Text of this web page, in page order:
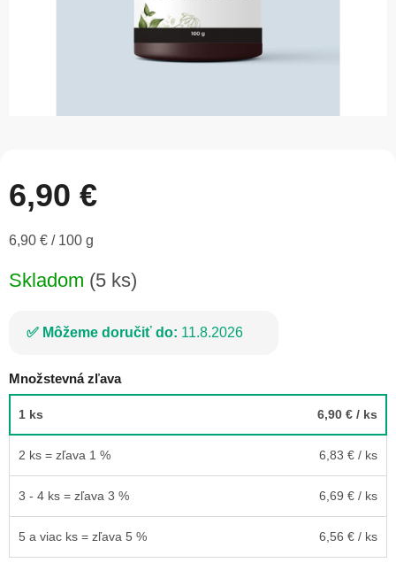
6,90 €
Jednotková
6,90 € / 100 g
Skladom (5 ks)
Môžeme doručiť do: 11.8.2026
Množstevná zľava
1 ks 6,90 € / ks
2 ks = zľava 1 % 6,83 € / ks
3 - 4 ks = zľava 3 % 6,69 € / ks
5 a viac ks = zľava 5 % 6,56 € / ks